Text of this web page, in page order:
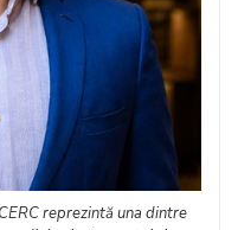
reprezintă una dintre